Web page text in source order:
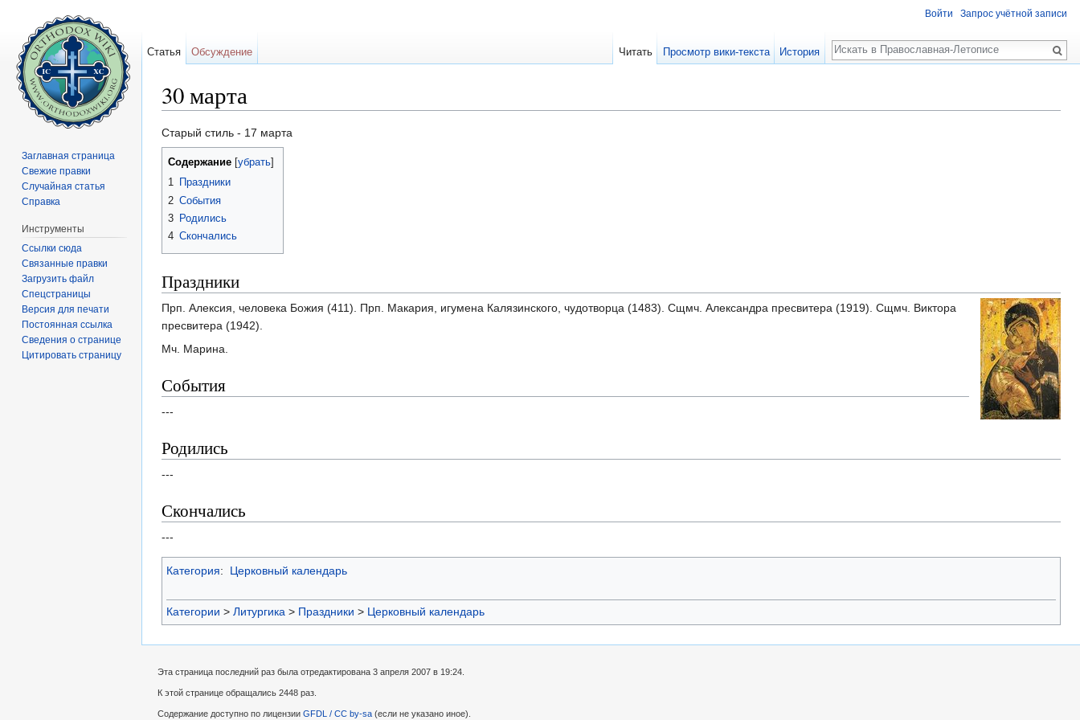
30 марта
Старый стиль - 17 марта
Содержание убрать
1 Праздники
2 События
3 Родились
4 Скончались
Праздники
Прп. Алексия, человека Божия (411). Прп. Макария, игумена Калязинского, чудотворца (1483). Сщмч. Александра пресвитера (1919). Сщмч. Виктора
пресвитера (1942).
Мч. Марина.
События
---
Родились
---
Скончались
---
Категория: Церковный календарь
Категории > Литургика > Праздники > Церковный календарь
Войти Запрос учётной записи
Статья Обсуждение Читать Просмотр вики-текста История
Поиск
Заглавная страница
Свежие правки
Случайная статья
Справка
Инструменты
Ссылки сюда
Связанные правки
Загрузить файл
Спецстраницы
Версия для печати
Постоянная ссылка
Сведения о странице
Цитировать страницу
Эта страница последний раз была отредактирована 3 апреля 2007 в 19:24.
К этой странице обращались 2448 раз.
Содержание доступно по лицензии GFDL / CC by-sa (если не указано иное).